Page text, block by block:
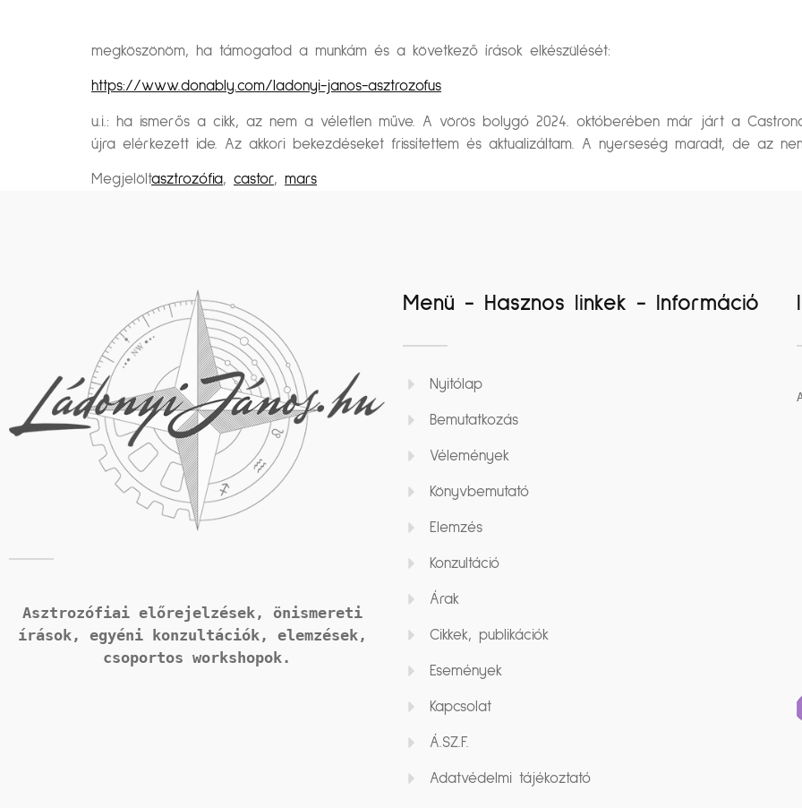
megköszönöm, ha támogatod a munkám és a következő írások elkészülését:
https://www.donably.com/ladonyi-janos-asztrozofus
u.i.: ha ismerős a cikk, az nem a véletlen műve. A vörös bolygó 2024. októberében már járt a
újra elérkezett ide. Az akkori bekezdéseket frissítettem és aktualizáltam. A nyerseség maradt, de az
Megjelöltasztrozófia, castor, mars
Asztrozófiai előrejelzések, önismereti
írások, egyéni konzultációk, elemzések,
csoportos workshopok.
Menü - Hasznos linkek - Információ
Nyitólap
Bemutatkozás
Vélemények
Könyvbemutató
Elemzés
Konzultáció
Árak
Cikkek, publikációk
Események
Kapcsolat
Á.SZ.F.
Adatvédelmi tájékoztató